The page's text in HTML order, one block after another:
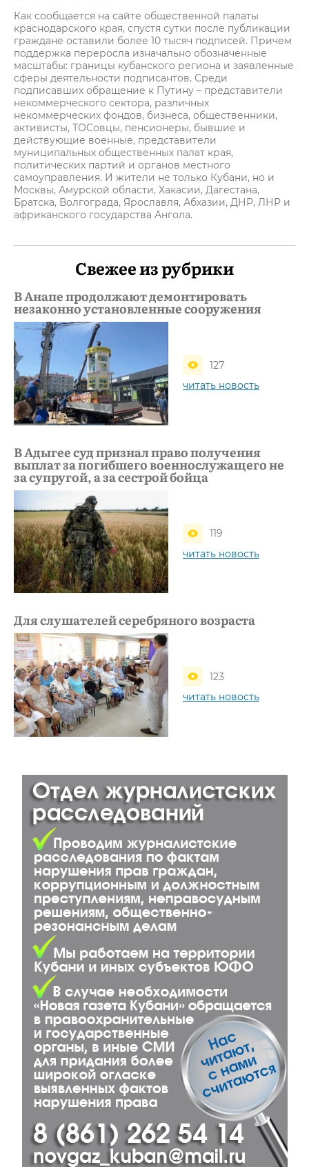
Как сообщается на сайте общественной палаты
краснодарского края, спустя сутки после публикации
граждане оставили более 10 тысяч подписей. Причем
поддержка переросла изначально обозначенные
масштабы: границы кубанского региона и заявленные
сферы деятельности подписантов. Среди
подписавших обращение к Путину – представители
некоммерческого сектора, различных
некоммерческих фондов, бизнеса, общественники,
активисты, ТОСовцы, пенсионеры, бывшие и
действующие военные, представители
муниципальных общественных палат края,
политических партий и органов местного
самоуправления. И жители не только Кубани, но и
Москвы, Амурской области, Хакасии, Дагестана,
Братска, Волгограда, Ярославля, Абхазии, ДНР, ЛНР и
африканского государства Ангола.
Свежее из рубрики
В Анапе продолжают демонтировать
незаконно установленные сооружения
127
читать новость
В Адыгее суд признал право получения
выплат за погибшего военнослужащего не
за супругой, а за сестрой бойца
119
читать новость
Для слушателей серебряного возраста
123
читать новость